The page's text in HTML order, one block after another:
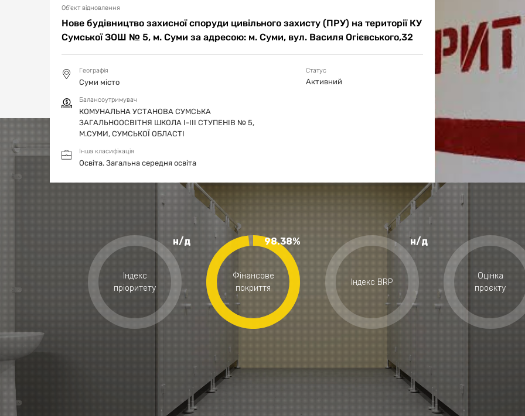
127.10. Рівень землі на вході - на відм. 129.80.
Об'єкт відновлення
Нове будівництво захисної споруди цивільного захисту (ПРУ) на території КУ
Сумської ЗОШ № 5, м. Суми за адресою: м. Суми, вул. Василя Огієвського,32
Географія
Суми місто
Балансоутримувач
КОМУНАЛЬНА УСТАНОВА СУМСЬКА
ЗАГАЛЬНООСВІТНЯ ШКОЛА I-IIІ СТУПЕНІВ № 5,
М.СУМИ, СУМСЬКОЇ ОБЛАСТІ
Інша класифікація
Освіта. Загальна середня освіта
Статус
Активний
Індекс
пріоритету
н/д
Фінансове
покриття
98.38%
Індекс BRP
н/д
Оцінка
проєкту